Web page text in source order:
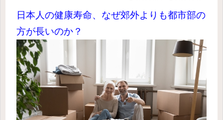
日本人の健康寿命、なぜ郊外よりも都市部の
方が長いのか？